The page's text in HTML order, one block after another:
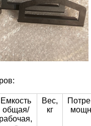
Емкость
общая/
рабочая,
Вес,
кг